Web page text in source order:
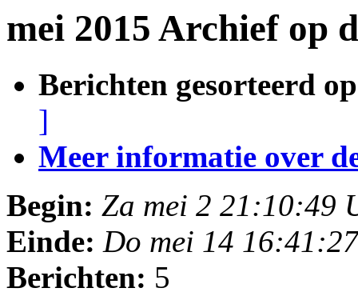
mei 2015 Archief op
Berichten gesorteerd
]
Meer informatie over
Begin: Za mei 2 21:10:49
Einde: Do mei 14
Berichten: 5